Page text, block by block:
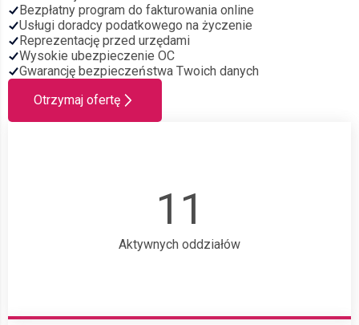
11
Aktywnych oddziałów
Bezpłatny program do fakturowania online
Usługi doradcy podatkowego na życzenie
Reprezentację przed urzędami
Wysokie ubezpieczenie OC
Gwarancję bezpieczeństwa Twoich danych
Otrzymaj ofertę